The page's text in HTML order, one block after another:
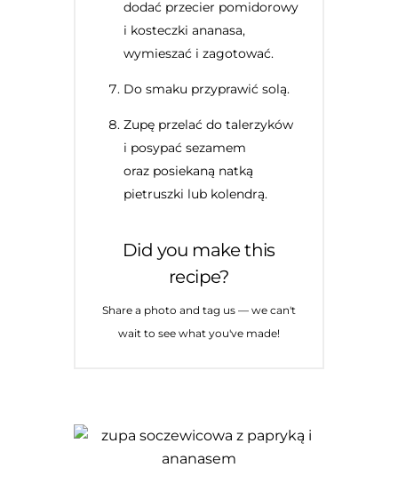
dodać przecier pomidorowy
i kosteczki ananasa,
wymieszać i zagotować.
Do smaku przyprawić solą.
Zupę przelać do talerzyków
i posypać sezamem
oraz posiekaną natką
pietruszki lub kolendrą.
Did you make this
recipe?
Share a photo and tag us — we can't
wait to see what you've made!